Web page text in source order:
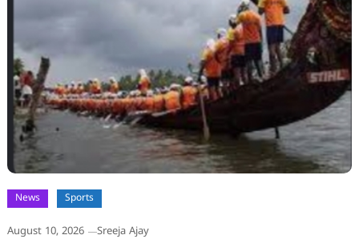
News Sports
August 10, 2026 Sreeja Ajay